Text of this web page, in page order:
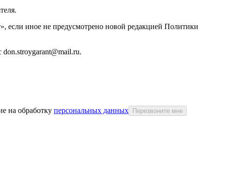
если иное не предусмотрено новой редакцией Политики
на обработку персональных данных Перезвоните мне